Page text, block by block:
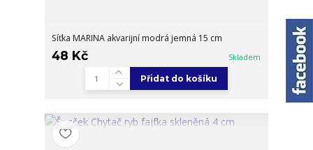
Síťka MARINA akvarijní modrá jemná 15 cm
48 Kč Skladem
Přidat do košíku